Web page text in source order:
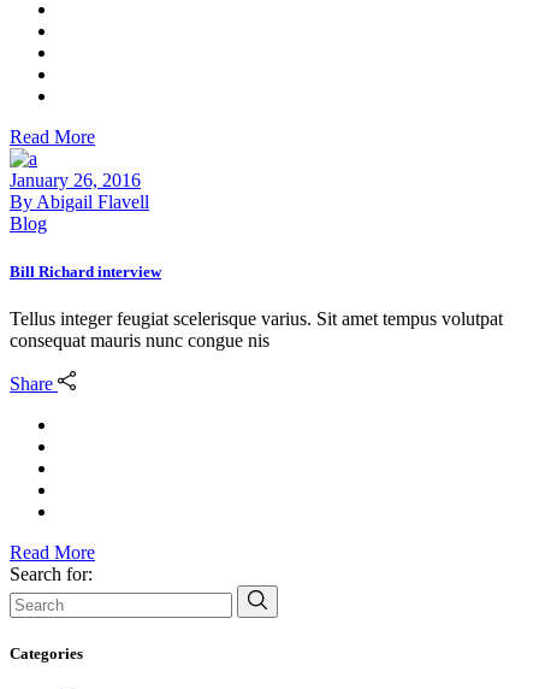
Read More
January 26, 2016
ByAbigail Flavell
Blog
Bill Richard interview
Tellus integer feugiat scelerisque varius. Sit amet tempus volutpat
consequat mauris nunc congue nis
Share
Read More
Search for:
Categories